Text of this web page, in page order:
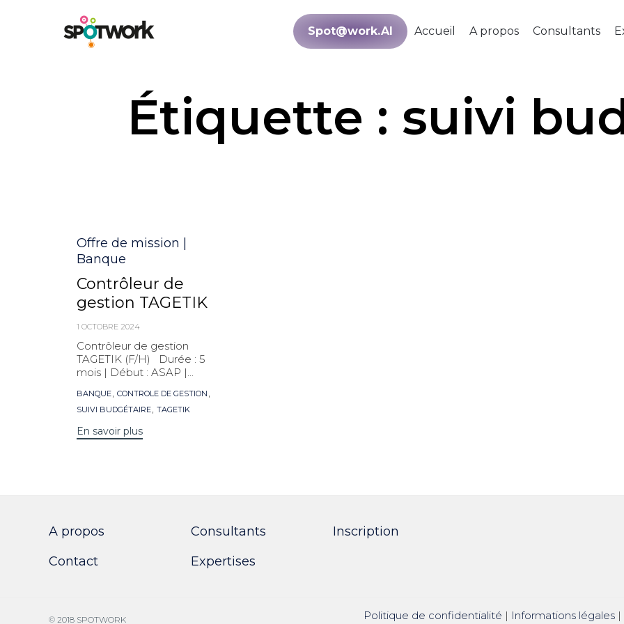
Spot@work.AI Accueil A propos Consultants
Étiquette : suivi
Catégorie
Offre de mission |
Banque
Contrôleur de
gestion TAGETIK
1 OCTOBRE 2024
Contrôleur de gestion
TAGETIK (F/H) Durée : 5
mois | Début : ASAP |...
Mots
clés
BANQUE, CONTROLE DE GESTION ,
SUIVI BUDGÉTAIRE, TAGETIK
En savoir plus
A propos
Contact
Consultants
Expertises
Inscription
© 2018 SPOTWORK Politique de confidentialité | Informations légales |